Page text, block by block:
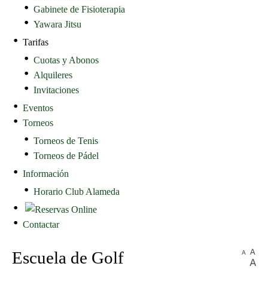
Gabinete de Fisioterapia
Yawara Jitsu
Tarifas
Cuotas y Abonos
Alquileres
Invitaciones
Eventos
Torneos
Torneos de Tenis
Torneos de Pádel
Información
Horario Club Alameda
Contactar
Escuela de Golf